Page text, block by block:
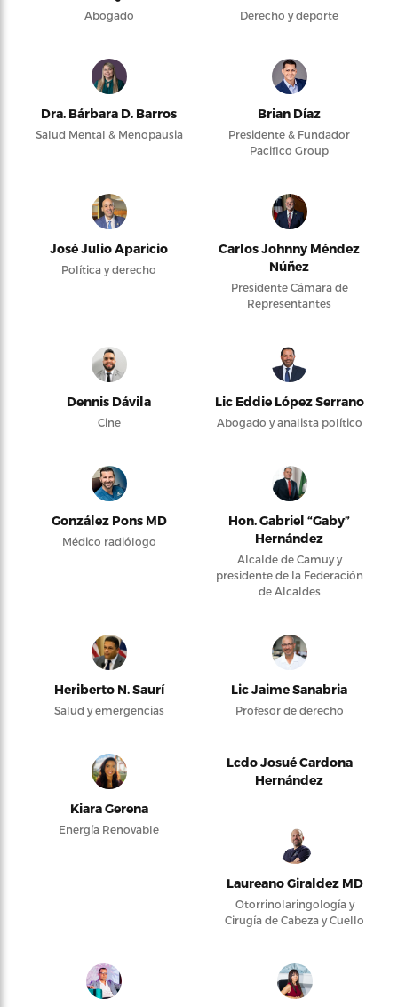
Abogado Derecho y deporte
Dra. Bárbara D. Barros
Salud Mental & Menopausia
Brian Díaz
Presidente & Fundador
Pacifico Group
José Julio Aparicio
Política y derecho
Carlos Johnny Méndez
Núñez
Presidente Cámara de
Representantes
Dennis Dávila
Cine
Lic Eddie López Serrano
Abogado y analista político
González Pons MD
Médico radiólogo
Hon. Gabriel “Gaby”
Hernández
Alcalde de Camuy y
presidente de la Federación
de Alcaldes
Heriberto N. Saurí
Salud y emergencias
Lic Jaime Sanabria
Profesor de derecho
Kiara Gerena
Energía Renovable
Lcdo Josué Cardona
Hernández
Laureano Giraldez MD
Otorrinolaringología y
Cirugía de Cabeza y Cuello